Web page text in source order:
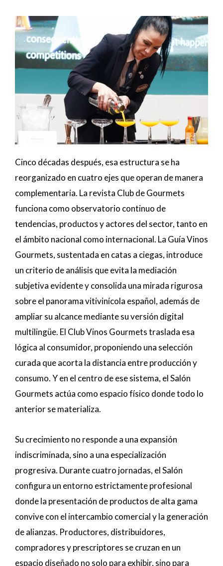
Cinco décadas después, esa estructura se ha
reorganizado en cuatro ejes que operan de manera
complementaria. La revista Club de Gourmets
funciona como observatorio continuo de
tendencias, productos y actores del sector, tanto en
el ámbito nacional como internacional. La Guía Vinos
Gourmets, sustentada en catas a ciegas, introduce
un criterio de análisis que evita la mediación
subjetiva evidente y consolida una mirada rigurosa
sobre el panorama vitivinícola español, además de
ampliar su alcance mediante su versión digital
multilingüe. El Club Vinos Gourmets traslada esa
lógica al consumidor, proponiendo una selección
curada que acorta la distancia entre producción y
consumo. Y en el centro de ese sistema, el Salón
Gourmets actúa como espacio físico donde todo lo
anterior se materializa.
Su crecimiento no responde a una expansión
indiscriminada, sino a una especialización
progresiva. Durante cuatro jornadas, el Salón
configura un entorno estrictamente profesional
donde la presentación de productos de alta gama
convive con el intercambio comercial y la generación
de alianzas. Productores, distribuidores,
compradores y prescriptores se cruzan en un
espacio diseñado no solo para exhibir, sino para